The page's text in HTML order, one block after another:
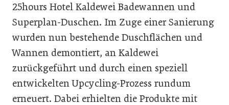
25hours Hotel Kaldewei Badewannen und
Superplan-Duschen. Im Zuge einer Sanierung
wurden nun bestehende Duschflächen und
Wannen demontiert, an Kaldewei
zurückgeführt und durch einen speziell
entwickelten Upcycling-Prozess rundum
erneuert. Dabei erhielten die Produkte mit